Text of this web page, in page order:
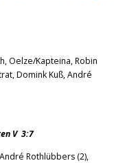
Oelze/Kapteina, Robin
Domink Kuß, André
V 3:7
Rothlübbers (2),